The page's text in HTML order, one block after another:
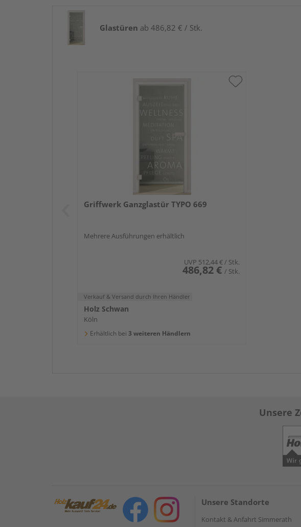
Glastüren ab 486,82 € / Stk.
Griffwerk Ganzglastür TYPO 669
Mehrere Ausführungen erhältlich
UVP 512,44 €/ Stk.
486,82 € / Stk.
Verkauf & Versand durch Ihren Händler
Holz Schwan
Köln
Erhältlich bei 3 weiteren Händlern
Unsere
Unsere Standorte
Kontakt & Anfahrt Simmerath